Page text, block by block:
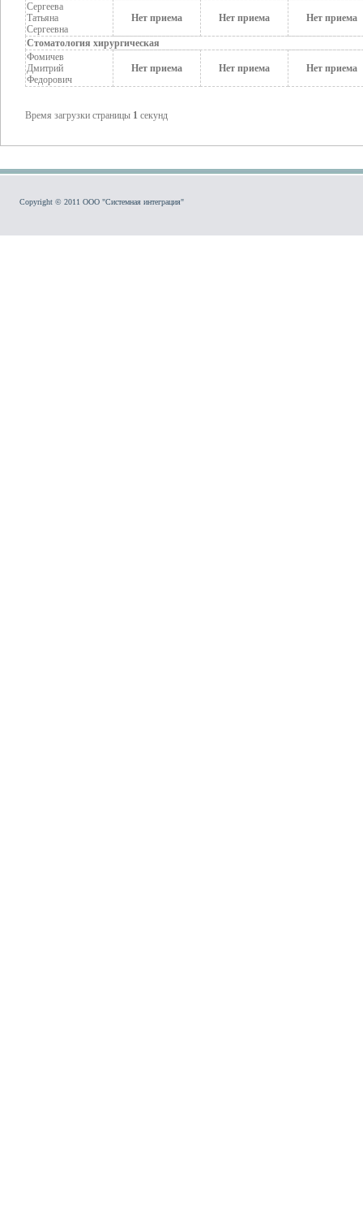
Сергеева
Татьяна
Сергеевна
Нет приема Нет приема Нет приема
Стоматология хирургическая
Фомичев
Дмитрий
Федорович
Нет приема Нет приема Нет приема
Время загрузки страницы 1 секунд
Copyright © 2011 ООО "Системная интеграция"